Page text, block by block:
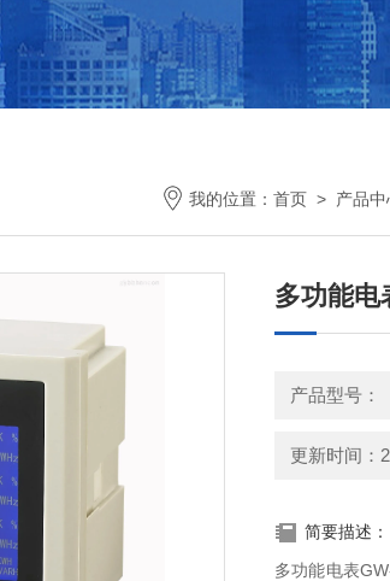
我的位置： 首页 > 产品中
多功能电
产品型号：
更新时间：
简要描述：
多功能电表